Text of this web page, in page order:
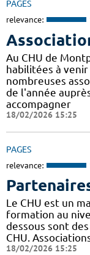
PAGES
relevance:
Au CHU de
habilitées à
nombreuses
de l'année
accompagner
18/02/2026 15:25
PAGES
relevance:
Le CHU est un
formation au
dessous sont
CHU.
18/02/2026 15:25